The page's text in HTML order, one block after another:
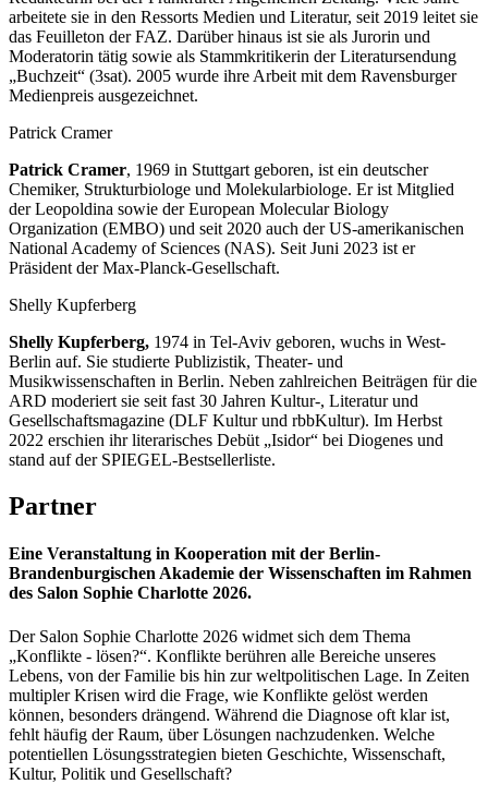
arbeitete sie in den Ressorts Medien und Literatur, seit 2019 leitet sie
das Feuilleton der FAZ. Darüber hinaus ist sie als Jurorin und
Moderatorin tätig sowie als Stammkritikerin der Literatursendung
„Buchzeit“ (3sat). 2005 wurde ihre Arbeit mit dem Ravensburger
Medienpreis ausgezeichnet.
Patrick Cramer
Patrick Cramer, 1969 in Stuttgart geboren, ist ein deutscher
Chemiker, Strukturbiologe und Molekularbiologe. Er ist Mitglied
der Leopoldina sowie der European Molecular Biology
Organization (EMBO) und seit 2020 auch der US-amerikanischen
National Academy of Sciences (NAS). Seit Juni 2023 ist er
Präsident der Max-Planck-Gesellschaft.
Shelly Kupferberg
Shelly Kupferberg, 1974 in Tel-Aviv geboren, wuchs in West-
Berlin auf. Sie studierte Publizistik, Theater- und
Musikwissenschaften in Berlin. Neben zahlreichen Beiträgen für die
ARD moderiert sie seit fast 30 Jahren Kultur-, Literatur und
Gesellschaftsmagazine (DLF Kulturund rbbKultur). Im Herbst
2022 erschien ihr literarisches Debüt „Isidor“ bei Diogenes und
stand auf der SPIEGEL-Bestsellerliste.
Partner
Eine Veranstaltung in Kooperation mit der Berlin-
Brandenburgischen Akademie der Wissenschaften im Rahmen
des Salon Sophie Charlotte 2026.
Der Salon Sophie Charlotte 2026 widmet sich dem Thema
„Konflikte - lösen?“. Konflikte berühren alle Bereiche unseres
Lebens, von der Familie bis hin zur weltpolitischen Lage. In Zeiten
multipler Krisen wird die Frage, wie Konflikte gelöst werden
können, besonders drängend. Während die Diagnose oft klar ist,
fehlt häufig der Raum, über Lösungen nachzudenken. Welche
potentiellen Lösungsstrategien bieten Geschichte, Wissenschaft,
Kultur, Politik und Gesellschaft?